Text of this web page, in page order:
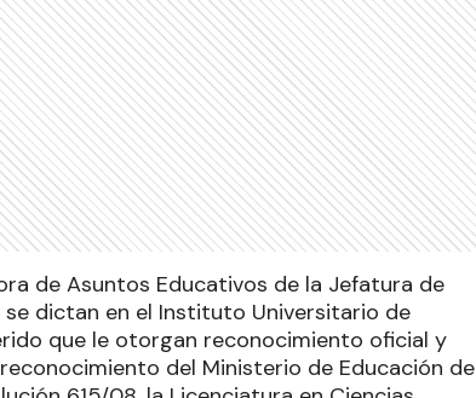
de Asuntos Educativos de la Jefatura de
dictan en el Instituto Universitario de
que le otorgan reconocimiento oficial y
del Ministerio de Educación de